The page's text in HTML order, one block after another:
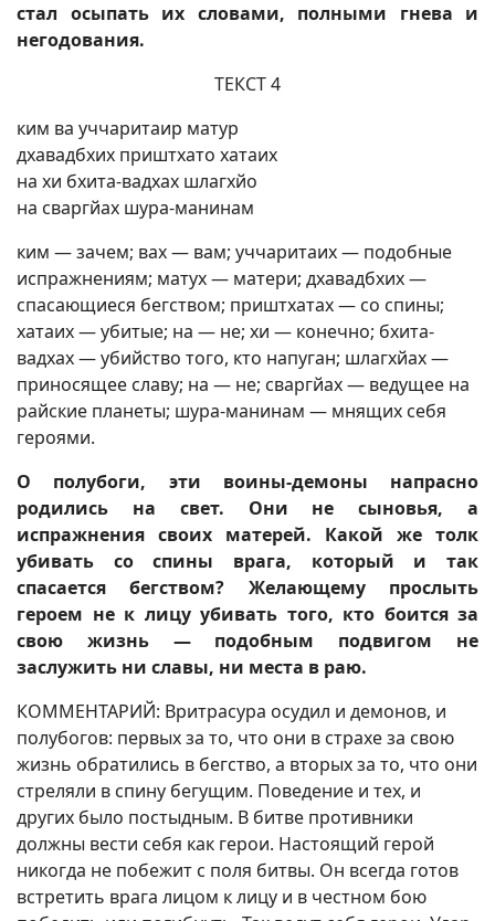
стал осыпать их словами, полными гнева и
негодования.
ТЕКСТ 4
ким ва уччаритаир матур
дхавадбхих приштхато хатаих
на хи бхита-вадхах шлагхйо
на сваргйах шура-манинам
ким — зачем; вах — вам; уччаритаих — подобные
испражнениям; матух — матери; дхавадбхих —
спасающиеся бегством; приштхатах — со спины;
хатаих — убитые; на — не; хи — конечно; бхита-
вадхах — убийство того, кто напуган; шлагхйах —
приносящее славу; на — не; сваргйах — ведущее на
райские планеты; шура-манинам — мнящих себя
героями.
О полубоги, эти воины-демоны напрасно
родились на свет. Они не сыновья, а
испражнения своих матерей. Какой же толк
убивать со спины врага, который и так
спасается бегством? Желающему прослыть
героем не к лицу убивать того, кто боится за
свою жизнь — подобным подвигом не
заслужить ни славы, ни места в раю.
КОММЕНТАРИЙ: Вритрасура осудил и демонов, и
полубогов: первых за то, что они в страхе за свою
жизнь обратились в бегство, а вторых за то, что они
стреляли в спину бегущим. Поведение и тех, и
других было постыдным. В битве противники
должны вести себя как герои. Настоящий герой
никогда не побежит с поля битвы. Он всегда готов
встретить врага лицом к лицу и в честном бою